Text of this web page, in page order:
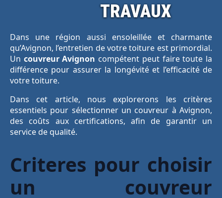
TRAVAUX
Dans une région aussi ensoleillée et charmante
qu’Avignon, l’entretien de votre toiture est primordial.
Un couvreur Avignon compétent peut faire toute la
différence pour assurer la longévité et l’efficacité de
votre toiture.
Dans cet article, nous explorerons les critères
essentiels pour sélectionner un couvreur à Avignon,
des coûts aux certifications, afin de garantir un
service de qualité.
Criteres pour choisir
un couvreur